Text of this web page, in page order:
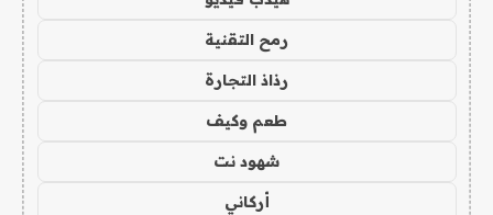
رمح التقنية
رذاذ التجارة
طعم وكيف
شهود نت
أركاني